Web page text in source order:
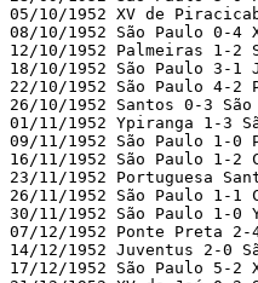
05/10/1952 XV de
08/10/1952 São Paulo 0-4
12/10/1952 Palmeiras 1-2
18/10/1952 São Paulo 3-1
22/10/1952 São Paulo 4-2
26/10/1952 Santos 0-3 São
01/11/1952 Ypiranga 1-3
09/11/1952 São Paulo 1-0
16/11/1952 São Paulo 1-2
23/11/1952 Portuguesa
26/11/1952 São Paulo 1-1
30/11/1952 São Paulo 1-0
07/12/1952 Ponte Preta 2-
14/12/1952 Juventus 2-0
17/12/1952 São Paulo 5-2